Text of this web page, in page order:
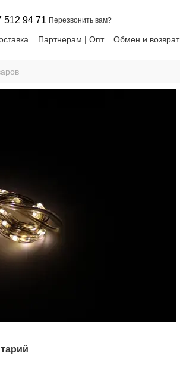
512 94 71 Перезвонить вам?
Партнерам | Опт Обмен и возврат